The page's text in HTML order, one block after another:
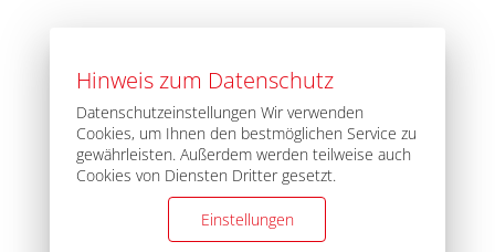
Hinweis zum Datenschutz
Datenschutzeinstellungen Wir verwenden
Cookies, um Ihnen den bestmöglichen Service zu
gewährleisten. Außerdem werden teilweise auch
Cookies von Diensten Dritter gesetzt.
Einstellungen